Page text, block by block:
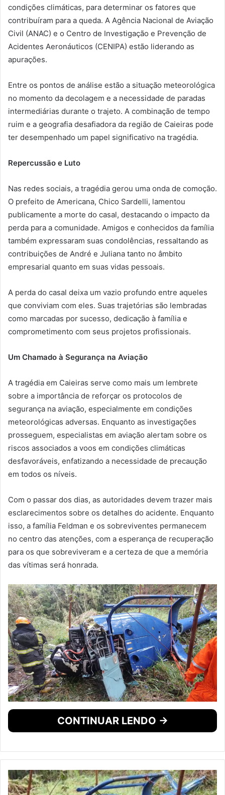
condições climáticas, para determinar os fatores que
contribuíram para a queda. A Agência Nacional de Aviação
Civil (ANAC) e o Centro de Investigação e Prevenção de
Acidentes Aeronáuticos (CENIPA) estão liderando as
apurações.
Entre os pontos de análise estão a situação meteorológica
no momento da decolagem e a necessidade de paradas
intermediárias durante o trajeto. A combinação de tempo
ruim e a geografia desafiadora da região de Caieiras pode
ter desempenhado um papel significativo na tragédia.
Repercussão e Luto
Nas redes sociais, a tragédia gerou uma onda de comoção.
O prefeito de Americana, Chico Sardelli, lamentou
publicamente a morte do casal, destacando o impacto da
perda para a comunidade. Amigos e conhecidos da família
também expressaram suas condolências, ressaltando as
contribuições de André e Juliana tanto no âmbito
empresarial quanto em suas vidas pessoais.
A perda do casal deixa um vazio profundo entre aqueles
que conviviam com eles. Suas trajetórias são lembradas
como marcadas por sucesso, dedicação à família e
comprometimento com seus projetos profissionais.
Um Chamado à Segurança na Aviação
A tragédia em Caieiras serve como mais um lembrete
sobre a importância de reforçar os protocolos de
segurança na aviação, especialmente em condições
meteorológicas adversas. Enquanto as investigações
prosseguem, especialistas em aviação alertam sobre os
riscos associados a voos em condições climáticas
desfavoráveis, enfatizando a necessidade de precaução
em todos os níveis.
Com o passar dos dias, as autoridades devem trazer mais
esclarecimentos sobre os detalhes do acidente. Enquanto
isso, a família Feldman e os sobreviventes permanecem
no centro das atenções, com a esperança de recuperação
para os que sobreviveram e a certeza de que a memória
das vítimas será honrada.
CONTINUAR LENDO →